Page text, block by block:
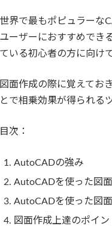
世界で最もポピュラーな
ユーザーにおすすめでき
ている初心者の方に向け
図面作成の際に覚えてお
とで相乗効果が得られる
目次：
AutoCADの強み
AutoCADを使った図
AutoCADを使った図
図面作成上達のポイン